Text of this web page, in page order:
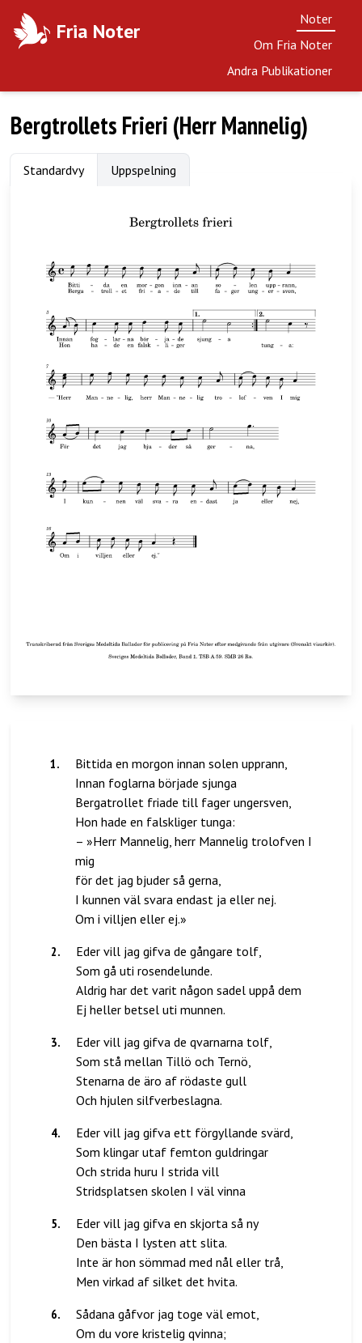
Fria Noter
Noter
Om Fria Noter
Andra Publikationer
Bergtrollets Frieri (Herr Mannelig)
Standardvy Uppspelning
1.
Bittida en morgon innan solen upprann,
Innan foglarna började sjunga
Bergatrollet friade till fager ungersven,
Hon hade en falskliger tunga:
– »Herr Mannelig, herr Mannelig trolofven I
mig
för det jag bjuder så gerna,
I kunnen väl svara endast ja eller nej.
2.
Eder vill jag gifva de gångare tolf,
Som gå uti rosendelunde.
Aldrig har det varit någon sadel uppå dem
3.
Eder vill jag gifva de qvarnarna tolf,
Som stå mellan Tillö och Ternö,
Stenarna de äro af rödaste gull
4.
Eder vill jag gifva ett förgyllande svärd,
Som klingar utaf femton guldringar
Och strida huru I strida vill
5.
Eder vill jag gifva en skjorta så ny
Den bästa I lysten att slita.
Inte är hon sömmad med nål eller trå,
6.
Sådana gåfvor jag toge väl emot,
Om du vore kristelig qvinna;